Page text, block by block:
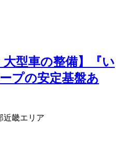
大型車の整備】『い
プの安定基盤あ
近畿エリア